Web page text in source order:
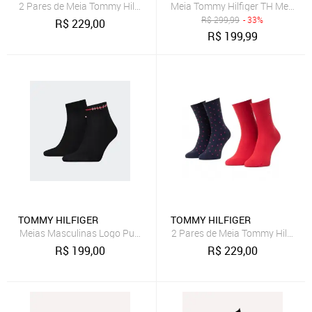
2 Pares de Meia Tommy Hilfiger Dot Azul Marinho
R$229,00
Meia Tommy Hilfiger TH Men
R$299,99 - 33%
R$ 199,99
TOMMY HILFIGER
Meias Masculinas Logo Punho 2 Pares
R$ 199,00
TOMMY HILFIGER
2 Pares de Meia Tommy Hilfiger
R$229,00